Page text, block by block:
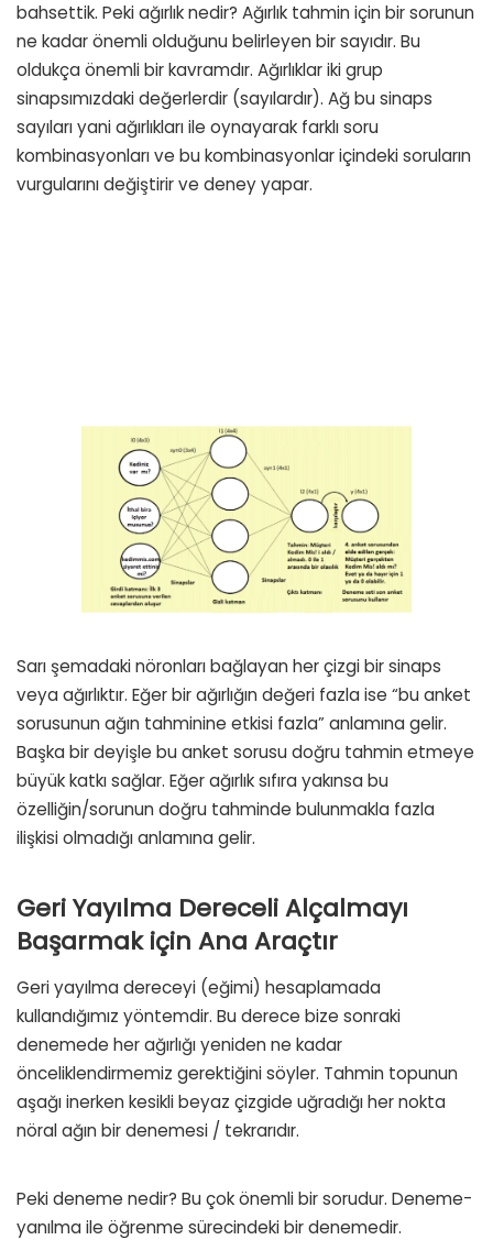
bahsettik. Peki ağırlık nedir? Ağırlık tahmin için bir sorunun
ne kadar önemli olduğunu belirleyen bir sayıdır. Bu
oldukça önemli bir kavramdır. Ağırlıklar iki grup
sinapsımızdaki değerlerdir (sayılardır). Ağ bu sinaps
sayıları yani ağırlıkları ile oynayarak farklı soru
kombinasyonları ve bu kombinasyonlar içindeki soruların
vurgularını değiştirir ve deney yapar.
Sarı şemadaki nöronları bağlayan her çizgi bir sinaps
veya ağırlıktır. Eğer bir ağırlığın değeri fazla ise “bu anket
sorusunun ağın tahminine etkisi fazla” anlamına gelir.
Başka bir deyişle bu anket sorusu doğru tahmin etmeye
büyük katkı sağlar. Eğer ağırlık sıfıra yakınsa bu
özelliğin/sorunun doğru tahminde bulunmakla fazla
ilişkisi olmadığı anlamına gelir.
Geri Yayılma Dereceli Alçalmayı
Başarmak için Ana Araçtır
Geri yayılma dereceyi (eğimi) hesaplamada
kullandığımız yöntemdir. Bu derece bize sonraki
denemede her ağırlığı yeniden ne kadar
önceliklendirmemiz gerektiğini söyler. Tahmin topunun
aşağı inerken kesikli beyaz çizgide uğradığı her nokta
nöral ağın bir denemesi / tekrarıdır.
Peki deneme nedir? Bu çok önemli bir sorudur. Deneme-
yanılma ile öğrenme sürecindeki bir denemedir.